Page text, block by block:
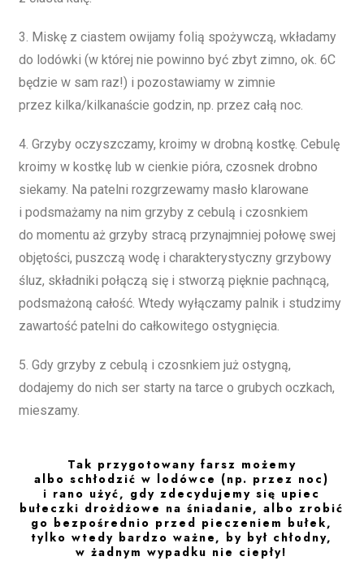
3. Miskę z ciastem owijamy folią spożywczą, wkładamy
do lodówki (w której nie powinno być zbyt zimno, ok. 6C
będzie w sam raz!) i pozostawiamy w zimnie
przez kilka/kilkanaście godzin, np. przez całą noc.
4. Grzyby oczyszczamy, kroimy w drobną kostkę. Cebulę
kroimy w kostkę lub w cienkie pióra, czosnek drobno
siekamy. Na patelni rozgrzewamy masło klarowane
i podsmażamy na nim grzyby z cebulą i czosnkiem
do momentu aż grzyby stracą przynajmniej połowę swej
objętości, puszczą wodę i charakterystyczny grzybowy
śluz, składniki połączą się i stworzą pięknie pachnącą,
podsmażoną całość. Wtedy wyłączamy palnik i studzimy
zawartość patelni do całkowitego ostygnięcia.
5. Gdy grzyby z cebulą i czosnkiem już ostygną,
dodajemy do nich ser starty na tarce o grubych oczkach,
mieszamy.
Tak przygotowany farsz możemy
albo schłodzić w lodówce (np. przez noc)
i rano użyć, gdy zdecydujemy się upiec
bułeczki drożdżowe na śniadanie, albo zrobić
go bezpośrednio przed pieczeniem bułek,
tylko wtedy bardzo ważne, by był chłodny,
w żadnym wypadku nie ciepły!